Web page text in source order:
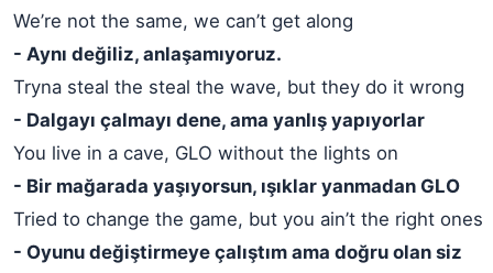
We’re not the same, we can’t get along
- Aynı değiliz, anlaşamıyoruz.
Tryna steal the steal the wave, but they do it wrong
- Dalgayı çalmayı dene, ama yanlış yapıyorlar
You live in a cave, GLO without the lights on
- Bir mağarada yaşıyorsun, ışıklar yanmadan GLO
Tried to change the game, but you ain’t the right ones
- Oyunu değiştirmeye çalıştım ama doğru olan siz